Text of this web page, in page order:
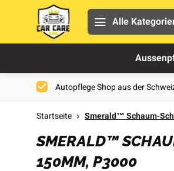
Alle
Autopflege Shop aus der
Startseite Smerald™ Schaum-
SMERALD™
150MM, P3000